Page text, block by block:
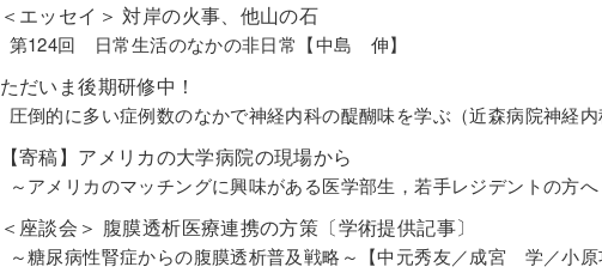
＜エッセイ＞ 対岸の火事、他山の石
第124回 日常生活のなかの非日常【中島 伸】
ただいま後期研修中！
圧倒的に多い症例数のなかで神経内科の醍醐味を学ぶ（近森病院神経
【寄稿】アメリカの大学病院の現場から
～アメリカのマッチングに興味がある医学部生，若手レジデントの方へ
＜座談会＞ 腹膜透析医療連携の方策〔学術提供記事〕
～糖尿病性腎症からの腹膜透析普及戦略～【中元秀友／成宮 学／小原